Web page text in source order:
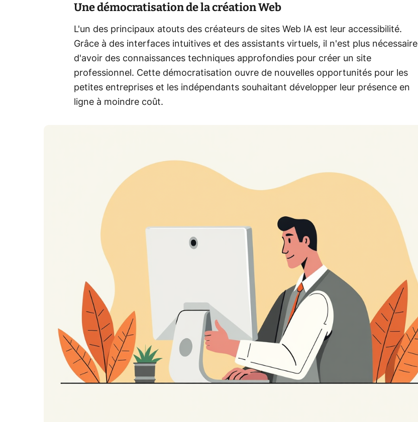
Une démocratisation de la création Web
L'un des principaux atouts des créateurs de sites Web IA est leur accessibilité.
Grâce à des interfaces intuitives et des assistants virtuels, il n'est plus nécessaire
d'avoir des connaissances techniques approfondies pour créer un site
professionnel. Cette démocratisation ouvre de nouvelles opportunités pour les
petites entreprises et les indépendants souhaitant développer leur présence en
ligne à moindre coût.